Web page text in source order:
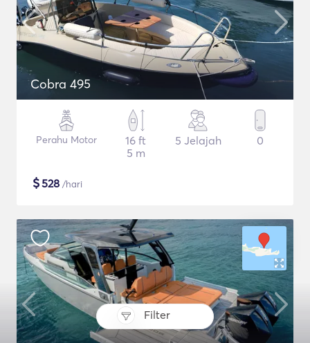
Filter
Cobra 495
Perahu Motor
16 ft
5 m
5 Jelajah 0
$528 /hari